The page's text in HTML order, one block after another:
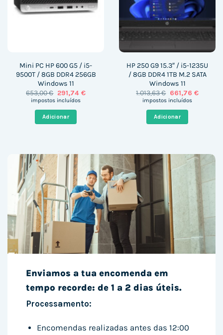
Mini PC HP 600 G5 / i5-
9500T / 8GB DDR4 256GB
Windows 11
653,00€ O
preço
653,00 €.
291,74 €O
impostos incluídos
Adicionar
HP 250 G9 15.3″ / i5-1235U
/ 8GB DDR4 1TB M.2 SATA
Windows 11
1.013,63€ O
preço
1.013,63 €.
661,76 €O
impostos incluídos
Adicionar
Enviamos a tua encomenda em
tempo recorde: de 1 a 2 dias úteis.
Processamento:
Encomendas realizadas antes das 12:00